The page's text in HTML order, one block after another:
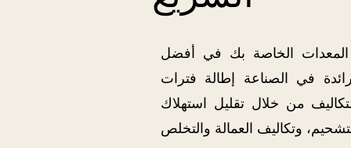
الخاصة بك في أفضل
في الصناعة إطالة فترات
من خلال تقليل استهلاك